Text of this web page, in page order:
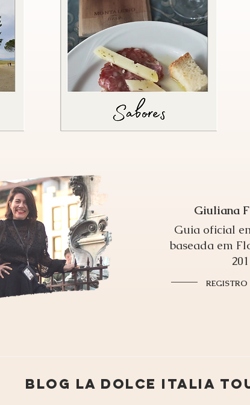
Giuliana
Guia oficial
baseada em
REGISTRO
blog la dolce italia